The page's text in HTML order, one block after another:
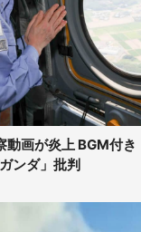
動画が炎上 BGM付
ンダ」批判